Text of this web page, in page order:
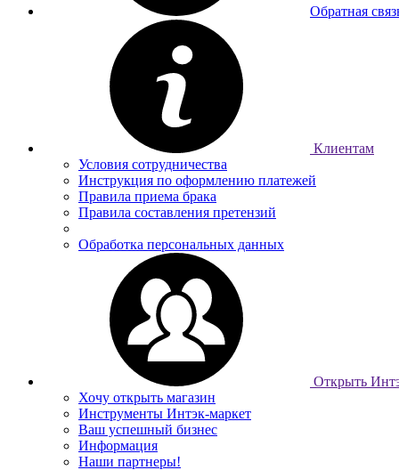
Обратная
Клиентам
Условия сотрудничества
Инструкция по оформлению платежей
Правила приема брака
Правила составления претензий
Обработка персональных данных
Открыть
Хочу открыть магазин
Инструменты Интэк-маркет
Ваш успешный бизнес
Информация
Наши партнеры!